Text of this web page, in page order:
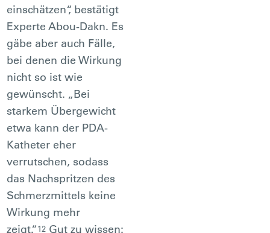
einschätzen“, bestätigt
Experte Abou-Dakn. Es
gäbe aber auch Fälle,
bei denen die Wirkung
nicht so ist wie
gewünscht. „Bei
starkem Übergewicht
etwa kann der PDA-
Katheter eher
verrutschen, sodass
das Nachspritzen des
Schmerzmittels keine
Wirkung mehr
zeigt.“12 Gut zu wissen: